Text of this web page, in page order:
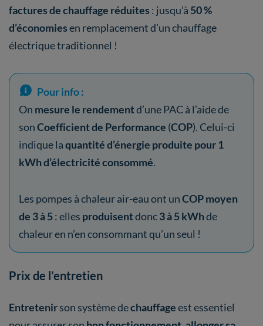
factures de chauffage réduites : jusqu’à 50 %
d’économiesen remplacement d’un chauffage
électrique traditionnel !
Pour info :
On mesure le rendementd’une PAC à l’aide de
sonCoefficient de Performance (COP). Celui-ci
indique laquantité d’énergie produite pour 1
kWh d’électricité consommé.
Les pompes à chaleur air-eau ont unCOP moyen
de 3 à 5: elles produisentdonc3 à 5 kWhde
chaleur en n’en consommant qu’un seul !
Prix de l’entretien
Entretenirson système dechauffageest essentiel